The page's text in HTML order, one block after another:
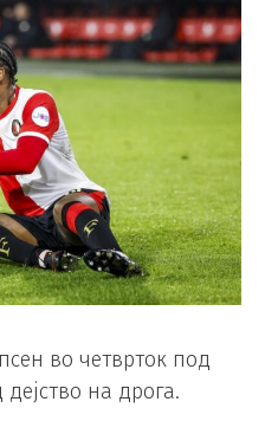
во четврток под
на дрога.